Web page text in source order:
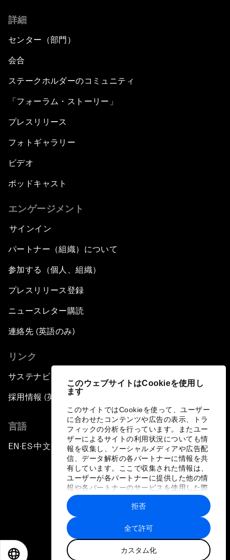
このウェブサイトはCookieを使用し
ます
このサイトではCookieを使って、ユーザー
に合わせたコンテンツや広告の表示、トラ
フィックの分析を行っています。またユー
ザーによるサイトの利用状況についても情
報を収集し、ソーシャルメディアや広告配
信、データ解析の各パートナーに情報を共
有しています。ここで収集された情報は、
ユーザーが各パートナーに提供した他の情
報や各パートナーのサービスを使用した際
に収集された情報と組み合わされ、各パー
トナーによって使用されることがありま
す。
全て許可
カスタム化
拒否
詳細
センター（部門）
会合
ステークホルダーのコミュニティ
「フォーラム・ストーリー」
プレスリリース
フォトギャラリー
ビデオ
ポッドキャスト
エンゲージメント
サインイン
パートナー（組織）について
参加する（個人、組織）
プレスリリース登録
ニュースレター購読
連絡先 (英語のみ)
リンク
サステナビリティへの取り組み
採用情報 (英語のみ)
言語
EN ▪ES▪中文▪ 日本語
プライバシーポリシーと利用規約
サイトマップ
©
世界経済フォーラム